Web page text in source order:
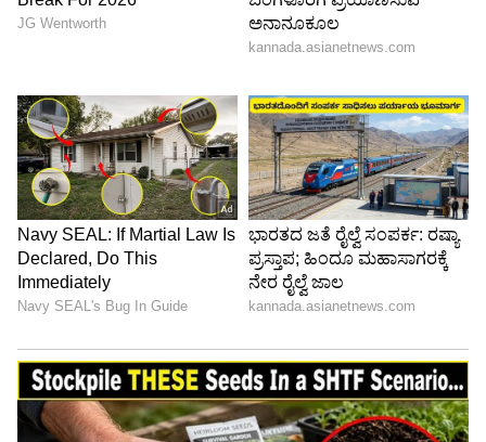
ಸೂಪರ್ ಸ್ಟಾರ್ ರಜನಿಕಾಂತ್ ಮತ್ತು ಉಲಗನಾಯಗನ್
ಕಮಲ್ ಹಾಸನ್ ಒಟ್ಟಾಗಿ ನಟಿಸುತ್ತಿರುವ ಬಹುನಿರೀಕ್ಷಿತ
ಅಸಲಿ ವಿಷಯವೇನೆಂದರೆ, ಈ ಚಿತ್ರವನ್ನು ನಿರ್ಮಾಣ
ಮಾಡುತ್ತಿರುವುದು ಸಿಎಂ ಎಂ.ಕೆ. ಸ್ಟಾಲಿನ್ ಅವರ ಮೊಮ್ಮಗ
ಮತ್ತು ಉದಯನಿಧಿ ಸ್ಟಾಲಿನ್ ಅವರ ಪುತ್ರ ಇನ್ಬನಿಧಿ ಸ್ಟಾಲಿನ್!
5
7